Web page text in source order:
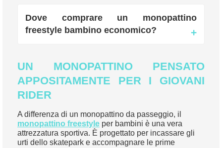
Dove comprare un monopattino
freestyle bambino economico?
UN MONOPATTINO PENSATO
APPOSITAMENTE PER I GIOVANI
RIDER
A differenza di un monopattino da passeggio, il
monopattino freestyle per bambini è una vera
attrezzatura sportiva. È progettato per incassare gli
urti dello skatepark e accompagnare le prime